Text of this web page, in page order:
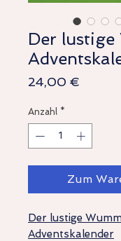
Der lustige
24,00 €
Anzahl *
Zum
Der lustige
Adventskalender